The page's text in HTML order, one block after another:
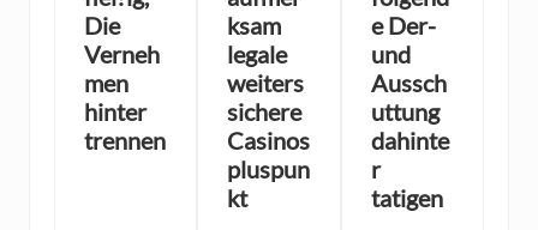
Die
Verneh
men
hinter
trennen
ksam
legale
weiters
sichere
Casinos
pluspun
kt
e Der-
und
Aussch
uttung
dahinte
r
tatigen